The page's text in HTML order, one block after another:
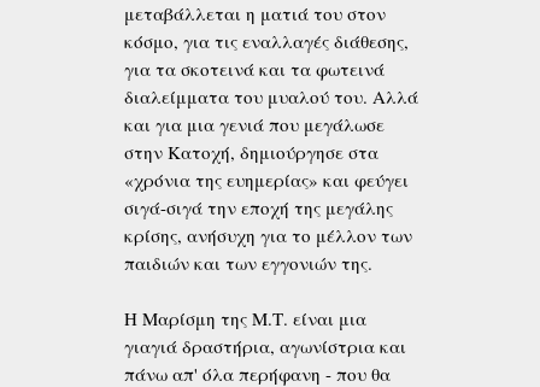
μεταβάλλεται η ματιά του στον
κόσμο, για τις εναλλαγές διάθεσης,
για τα σκοτεινά και τα φωτεινά
διαλείμματα του μυαλού του. Αλλά
και για μια γενιά που μεγάλωσε
στην Κατοχή, δημιούργησε στα
«χρόνια της ευημερίας» και φεύγει
σιγά-σιγά την εποχή της μεγάλης
κρίσης, ανήσυχη για το μέλλον των
παιδιών και των εγγονιών της.
Η Μαρίσμη της Μ.Τ. είναι μια
γιαγιά δραστήρια, αγωνίστρια και
πάνω απ' όλα περήφανη - που θα